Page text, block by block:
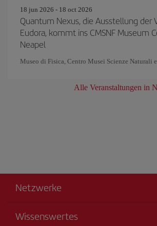
18 jun 2026 - 18 oct 2026
Quantum Nexus, die Ausstellung der
Eudora, kommt ins CMSNF Museum
Neapel
Museo di Fisica, Centro Musei Scienze Naturali
Alle Veranstaltungen in
Netzwerke
Wissenswertes